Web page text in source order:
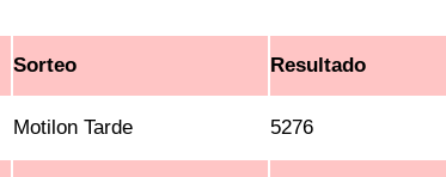
Sorteo Resultado
Motilon Tarde 5276